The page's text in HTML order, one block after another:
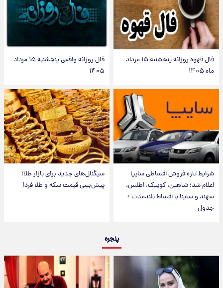
فال قهوه روزانه پنجشنبه ۱۵ مرداد
ماه ۱۴۰۵
فال روزانه واقعی پنجشنبه ۱۵ مرداد
۱۴۰۵
شرایط تازه فروش اقساطی سایپا
اعلام شد؛ شاهین، کوییک، اطلس،
سهند و ساینا با اقساط بلندمدت +
جدول
سیگنال‌های جدید برای بازار طلا؛
پیش‌بینی قیمت سکه و طلا فردا
پنجره